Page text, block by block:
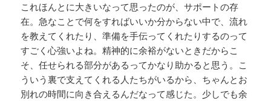
これほんとに大きいなって思ったのが、サポートの存
在。急なことで何をすればいいか分からない中で、流れ
を教えてくれたり、準備を手伝ってくれたりするのって
すごく心強いよね。精神的に余裕がないときだからこ
そ、任せられる部分があるってかなり助かると思う。こ
ういう裏で支えてくれる人たちがいるから、ちゃんとお
別れの時間に向き合えるんだなって感じた。少しでも余